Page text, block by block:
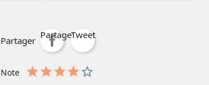
Partager PartagerTweet
Note